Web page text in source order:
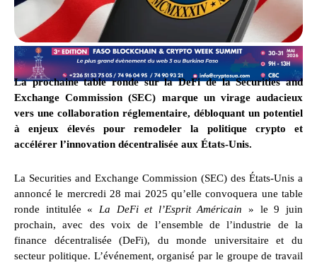
La prochaine table ronde sur la DeFi de la Securities and
Exchange Commission (SEC) marque un virage audacieux
vers une collaboration réglementaire, débloquant un potentiel
à enjeux élevés pour remodeler la politique crypto et
accélérer l’innovation décentralisée aux États-Unis.
La Securities and Exchange Commission (SEC) des États-Unis a
annoncé le mercredi 28 mai 2025 qu’elle convoquera une table
ronde intitulée « La DeFi et l’Esprit Américain » le 9 juin
prochain, avec des voix de l’ensemble de l’industrie de la
finance décentralisée (DeFi), du monde universitaire et du
secteur politique. L’événement, organisé par le groupe de travail